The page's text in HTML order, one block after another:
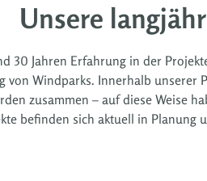
Unsere
30 Jahren Erfahrung in der
von Windparks. Innerhalb
zusammen – auf diese Weise
befinden sich aktuell in Planung